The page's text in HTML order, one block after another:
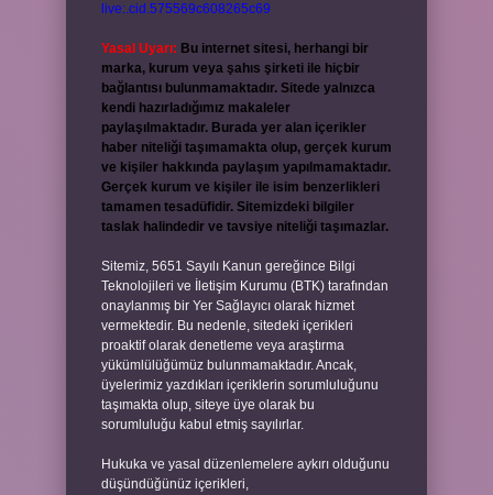
live:.cid.575569c608265c69
Yasal Uyarı: Bu internet sitesi, herhangi bir
marka, kurum veya şahıs şirketi ile hiçbir
bağlantısı bulunmamaktadır. Sitede yalnızca
kendi hazırladığımız makaleler
paylaşılmaktadır. Burada yer alan içerikler
haber niteliği taşımamakta olup, gerçek kurum
ve kişiler hakkında paylaşım yapılmamaktadır.
Gerçek kurum ve kişiler ile isim benzerlikleri
tamamen tesadüfidir. Sitemizdeki bilgiler
taslak halindedir ve tavsiye niteliği taşımazlar.
Sitemiz, 5651 Sayılı Kanun gereğince Bilgi
Teknolojileri ve İletişim Kurumu (BTK) tarafından
onaylanmış bir Yer Sağlayıcı olarak hizmet
vermektedir. Bu nedenle, sitedeki içerikleri
proaktif olarak denetleme veya araştırma
yükümlülüğümüz bulunmamaktadır. Ancak,
üyelerimiz yazdıkları içeriklerin sorumluluğunu
taşımakta olup, siteye üye olarak bu
sorumluluğu kabul etmiş sayılırlar.
Hukuka ve yasal düzenlemelere aykırı olduğunu
düşündüğünüz içerikleri,